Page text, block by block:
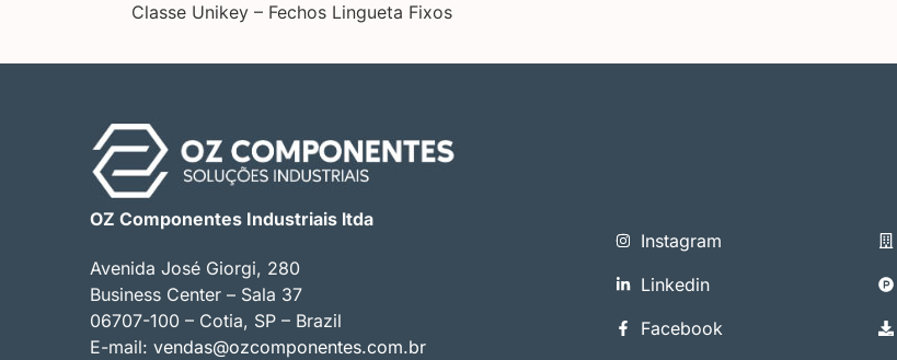
Classe Unikey – Fechos Lingueta Fixos
OZ Componentes Industriais ltda
Avenida José Giorgi, 280
Business Center – Sala 37
06707-100 – Cotia, SP – Brazil
E-mail: vendas@ozcomponentes.com.br
Instagram
Linkedin
Facebook